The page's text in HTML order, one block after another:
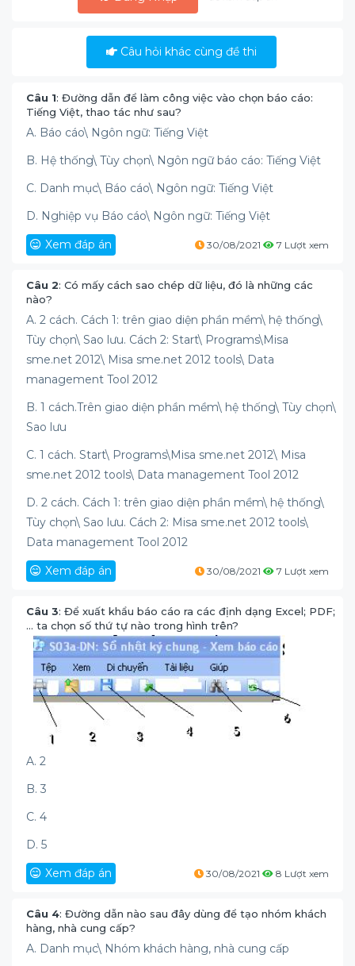
Câu hỏi khác cùng đề thi
Câu 1: Đường dẫn để làm công việc vào chọn báo cáo:
Tiếng Việt, thao tác như sau?
A. Báo cáo\ Ngôn ngữ: Tiếng Việt
B. Hệ thống\ Tùy chọn\ Ngôn ngữ báo cáo: Tiếng Việt
C. Danh mục\ Báo cáo\ Ngôn ngữ: Tiếng Việt
D. Nghiệp vụ Báo cáo\ Ngôn ngữ: Tiếng Việt
Xem đáp án
30/08/2021 7 Lượt xem
Câu 2: Có mấy cách sao chép dữ liệu, đó là những các
nào?
A. 2 cách. Cách 1: trên giao diện phần mềm\ hệ thống\
Tùy chọn\ Sao lưu. Cách 2: Start\ Programs\Misa
sme.net 2012\ Misa sme.net 2012 tools\ Data
management Tool 2012
B. 1 cách.Trên giao diện phần mềm\ hệ thống\ Tùy chọn\
Sao lưu
C. 1 cách. Start\ Programs\Misa sme.net 2012\ Misa
sme.net 2012 tools\ Data management Tool 2012
D. 2 cách. Cách 1: trên giao diện phần mềm\ hệ thống\
Tùy chọn\ Sao lưu. Cách 2: Misa sme.net 2012 tools\
Data management Tool 2012
Xem đáp án
30/08/2021 7 Lượt xem
Câu 3: Để xuất khẩu báo cáo ra các định dạng Excel; PDF;
… ta chọn số thứ tự nào trong hình trên?
A. 2
B. 3
C. 4
D. 5
Xem đáp án
30/08/2021 8 Lượt xem
Câu 4: Đường dẫn nào sau đây dùng để tạo nhóm khách
hàng, nhà cung cấp?
A. Danh mục\ Nhóm khách hàng, nhà cung cấp